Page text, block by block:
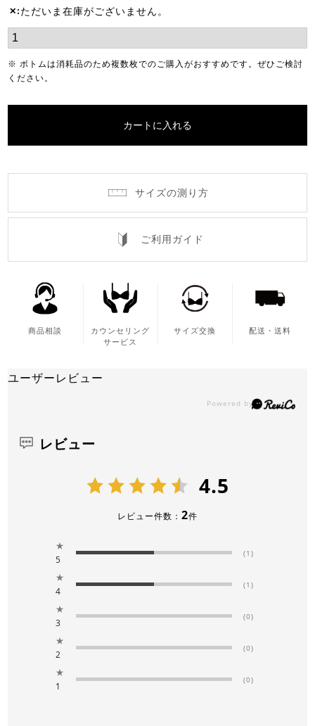
✕ ただいま在庫がございません。
※ ボトムは消耗品のため複数枚でのご購入がおすすめです。ぜひご検討
ください。
カートに入れる
サイズの測り方
ご利用ガイド
商品相談
カウンセリング
サービス
サイズ交換 配送・送料
ユーザーレビュー
レビュー
4.5
レビュー件数： 2件
★
5
(1)
★
4
(1)
★
3
(0)
★
2
(0)
★
1
(0)